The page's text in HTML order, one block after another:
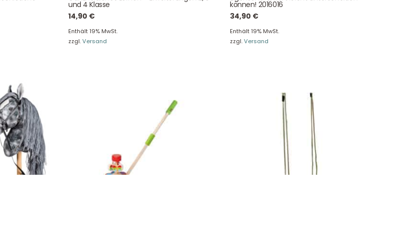
und 4 Klasse
14,90 €
Enthält 19% MwSt.
zzgl.Versand
können! 2016016
34,90 €
Enthält 19% MwSt.
zzgl.Versand
Info Gutscheincode!
GmbH ® Spielzeug in Haan Design by Zeitansicht